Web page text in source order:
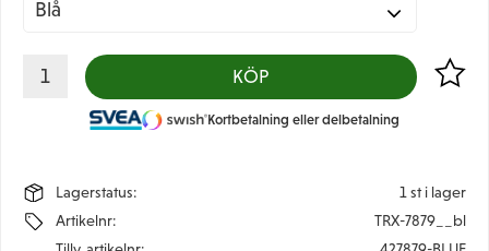
KÖP Lägg
Kortbetalning eller delbetalning
Lagerstatus
1 st i lager
Artikelnr
TRX-7879__bl